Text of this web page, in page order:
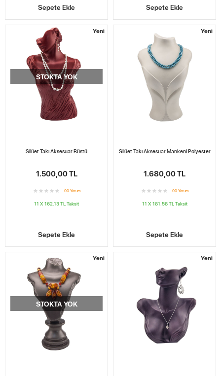
Sepete Ekle Sepete Ekle
Yeni
STOKTA YOK
Silüet Takı Aksesuar Büstü
1.500,00 TL
00 Yorum
11 X 162.13 TL Taksit
Sepete Ekle
Yeni
Silüet Takı Aksesuar Mankeni Polyester
1.680,00 TL
00 Yorum
11 X 181.58 TL Taksit
Sepete Ekle
Yeni
STOKTA YOK
Yeni